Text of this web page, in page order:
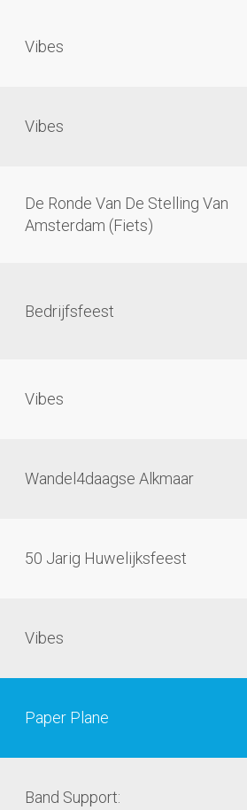
Vibes
Vibes
De Ronde Van De Stelling Van
Amsterdam (Fiets)
Bedrijfsfeest
Vibes
Wandel4daagse Alkmaar
50 Jarig Huwelijksfeest
Vibes
Paper Plane
Band Support: